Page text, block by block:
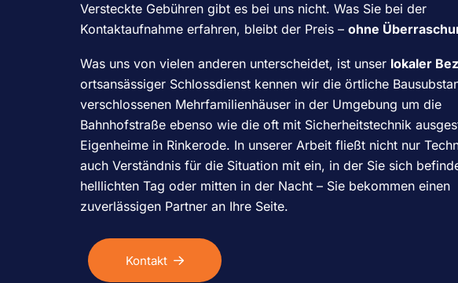
Versteckte Gebühren gibt es bei uns nicht. Was Sie bei der
Kontaktaufnahme erfahren, bleibt der Preis – ohne
Was uns von vielen anderen unterscheidet, ist unser lokaler
ortsansässiger Schlossdienst kennen wir die örtliche
verschlossenen Mehrfamilienhäuser in der Umgebung um die
Bahnhofstraße ebenso wie die oft mit Sicherheitstechnik
Eigenheime in Rinkerode. In unserer Arbeit fließt nicht nur
auch Verständnis für die Situation mit ein, in der Sie sich
helllichten Tag oder mitten in der Nacht – Sie bekommen einen
zuverlässigen Partner an Ihre Seite.
Kontakt